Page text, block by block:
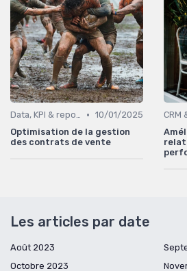
Data, KPI & reporting commercial • 10/01/2025
Optimisation de la gestion
des contrats de vente
Les articles par date
Août 2023
Octobre 2023